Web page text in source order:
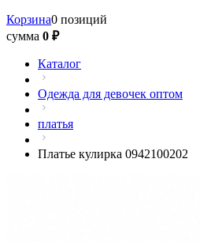
Корзина0 позиций
сумма 0 ₽
Каталог
Одежда для девочек оптом
платья
Платье кулирка 0942100202